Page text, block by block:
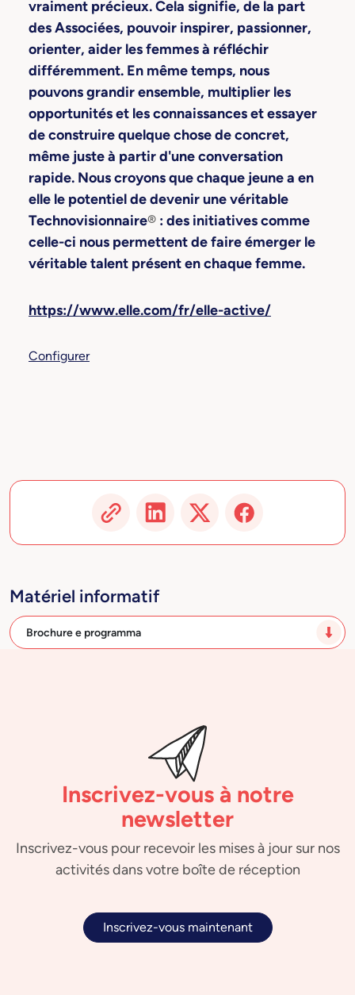
vraiment précieux. Cela signifie, de la part
des Associées, pouvoir inspirer, passionner,
orienter, aider les femmes à réfléchir
différemment. En même temps, nous
pouvons grandir ensemble, multiplier les
opportunités et les connaissances et essayer
de construire quelque chose de concret,
même juste à partir d'une conversation
rapide. Nous croyons que chaque jeune a en
elle le potentiel de devenir une véritable
Technovisionnaire® : des initiatives comme
celle-ci nous permettent de faire émerger le
véritable talent présent en chaque femme.
https://www.elle.com/fr/elle-active/
Configurer
Matériel informatif
Brochure e programma
Inscrivez-vous à notre
newsletter
Inscrivez-vous pour recevoir les mises à jour sur nos
activités dans votre boîte de réception
Inscrivez-vous maintenant